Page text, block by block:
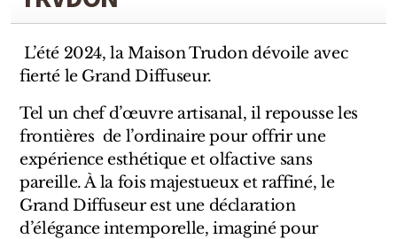
L’été 2024, la Maison Trudon dévoile avec
fierté le Grand Diffuseur.
Tel un chef d’œuvre artisanal, il repousse les
frontières de l’ordinaire pour offrir une
expérience esthétique et olfactive sans
pareille. À la fois majestueux et raffiné, le
Grand Diffuseur est une déclaration
d’élégance intemporelle, imaginé pour
Marques Italiennes
Eau D'Italie
Santa Maria Novella
Profumum Roma